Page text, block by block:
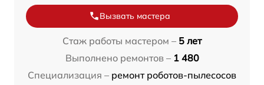
Вызвать мастера
Стаж работы мастером – 5 лет
Выполнено ремонтов – 1 480
Специализация – ремонт роботов-пылесосов